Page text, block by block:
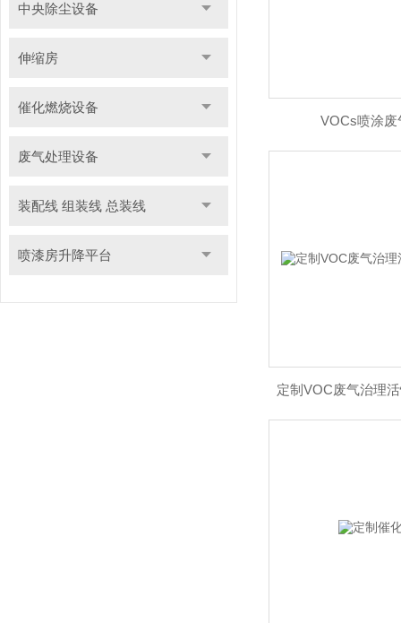
中央除尘设备
伸缩房
催化燃烧设备
废气处理设备
装配线 组装线 总装线
喷漆房升降平台
VOCs喷涂废
定制VOC废气治理